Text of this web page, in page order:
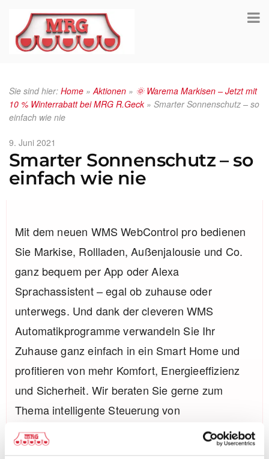
Sie sind hier: Home »Aktionen » 🌞 Warema Markisen – Jetzt mit
10 % Winterrabatt bei MRG R.Geck» Smarter Sonnenschutz – so
einfach wie nie
Veröffentlicht
am
9. Juni 2021
Smarter Sonnenschutz – so
einfach wie nie
Mit dem neuen WMS WebControl pro bedienen
Sie Markise, Rollladen, Außenjalousie und Co.
ganz bequem per App oder Alexa
Sprachassistent – egal ob zuhause oder
unterwegs. Und dank der cleveren WMS
Automatikprogramme verwandeln Sie Ihr
Zuhause ganz einfach in ein Smart Home und
profitieren von mehr Komfort, Energieeffizienz
und Sicherheit. Wir beraten Sie gerne zum
Thema intelligente Steuerung von
Sonnenschutz. Erfahren Sie mehr zu WMS
WebControl pro.